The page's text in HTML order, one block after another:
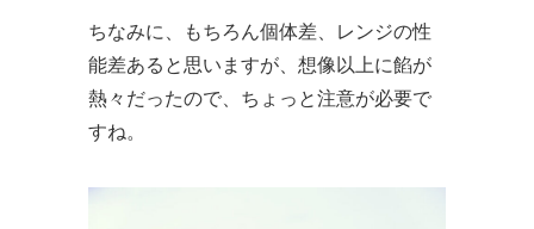
ちなみに、もちろん個体差、レンジの性
能差あると思いますが、想像以上に餡が
熱々だったので、ちょっと注意が必要で
すね。